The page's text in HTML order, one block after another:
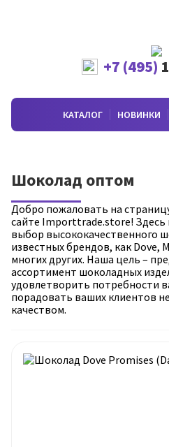
+7 (495)
КАТАЛОГ НОВИНКИ
Шоколад оптом
Добро пожаловать на
сайте Importtrade.store!
выбор высококачественного
известных брендов, как Dove,
многих других. Наша цель –
ассортимент шоколадных
удовлетворить потребности
порадовать ваших клиентов
качеством.